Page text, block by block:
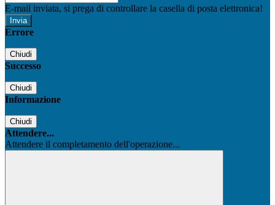
E-mail inviata, si prega di controllare la casella di posta elettronica!
Errore
Chiudi
Successo
Chiudi
Informazione
Chiudi
Attendere...
Attendere il completamento dell'operazione...